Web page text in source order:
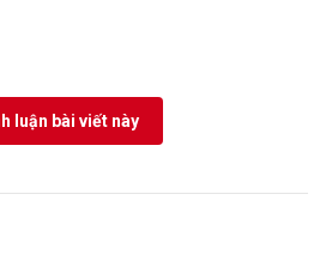
luận bài viết này